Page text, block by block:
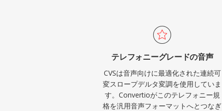
テレフォニーグレードの音声
CVSは音声向けに最適化された連続可
変スロープデルタ変調を使用していま
す。Convertioがこのテレフォニー規
格を汎用音声フォーマットへとつなぎ